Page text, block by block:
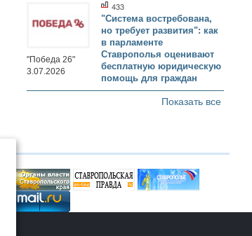
433
"Система востребована,
но требует развития": как
в парламенте
Ставрополья оценивают
бесплатную юридическую
помощь для граждан
"Победа 26"
3.07.2026
Показать все